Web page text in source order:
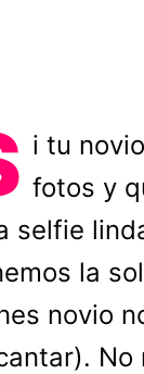
i tu
fotos y
selfie
la
novio